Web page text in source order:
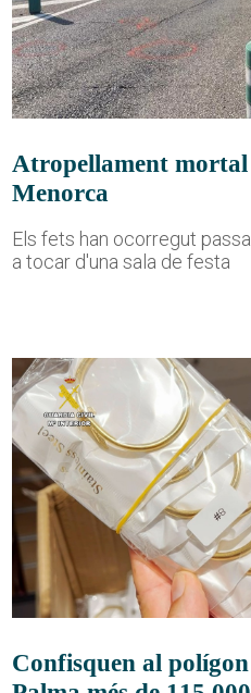
Atropellament
Menorca
Els fets han ocorregut
a tocar d'una sala de festa
Confisquen al